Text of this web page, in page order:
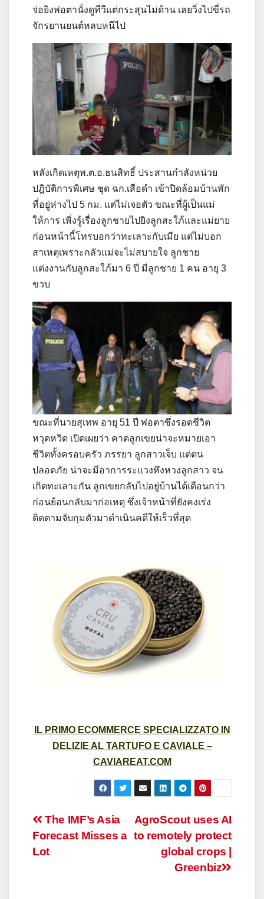
จ่อยิงพ่อตานั่งดูทีวีแต่กระสุนไม่ด้าน เลยวิ่งไปขี่รถ
จักรยานยนต์หลบหนีไป
หลังเกิดเหตุพ.ต.อ.ธนสิทธิ์ ประสานกำลังหน่วย
ปฎิบัติการพิเศษ ชุด ฉก.เสือดำ เข้าปิดล้อมบ้านพัก
ที่อยู่ห่างไป 5 กม. แต่ไม่เจอตัว ขณะที่ผู้เป็นแม่
ให้การ เพิ่งรู้เรื่องลูกชายไปยิงลูกสะใภ้และแม่ยาย
ก่อนหน้านี้โทรบอกว่าทะเลาะกับเมีย แต่ไม่บอก
สาเหตุเพราะกลัวแม่จะไม่สบายใจ ลูกชาย
แต่งงานกับลูกสะใภ้มา 6 ปี มีลูกชาย 1 คน อายุ 3
ขวบ
ขณะที่นายสุเทพ อายุ 51 ปี พ่อตาซึ่งรอดชีวิต
หวุดหวิด เปิดเผยว่า คาดลูกเขยน่าจะหมายเอา
ชีวิตทั้งครอบครัว ภรรยา ลูกสาวเจ็บ แต่ตน
ปลอดภัย น่าจะมีอาการระแวงหึงหวงลูกสาว จน
เกิดทะเลาะกัน ลูกเขยกลับไปอยู่บ้านได้เดือนกว่า
ก่อนย้อนกลับมาก่อเหตุ ซึ่งเจ้าหน้าที่ยังคงเร่ง
ติดตามจับกุมตัวมาดำเนินคดีให้เร็วที่สุด
IL PRIMO ECOMMERCE SPECIALIZZATO IN
DELIZIE AL TARTUFO E CAVIALE –
CAVIAREAT.COM
Post
navigation
AgroScout uses AI
to remotely protect
global crops |
Greenbiz
The IMF’s Asia
Forecast Misses a
Lot